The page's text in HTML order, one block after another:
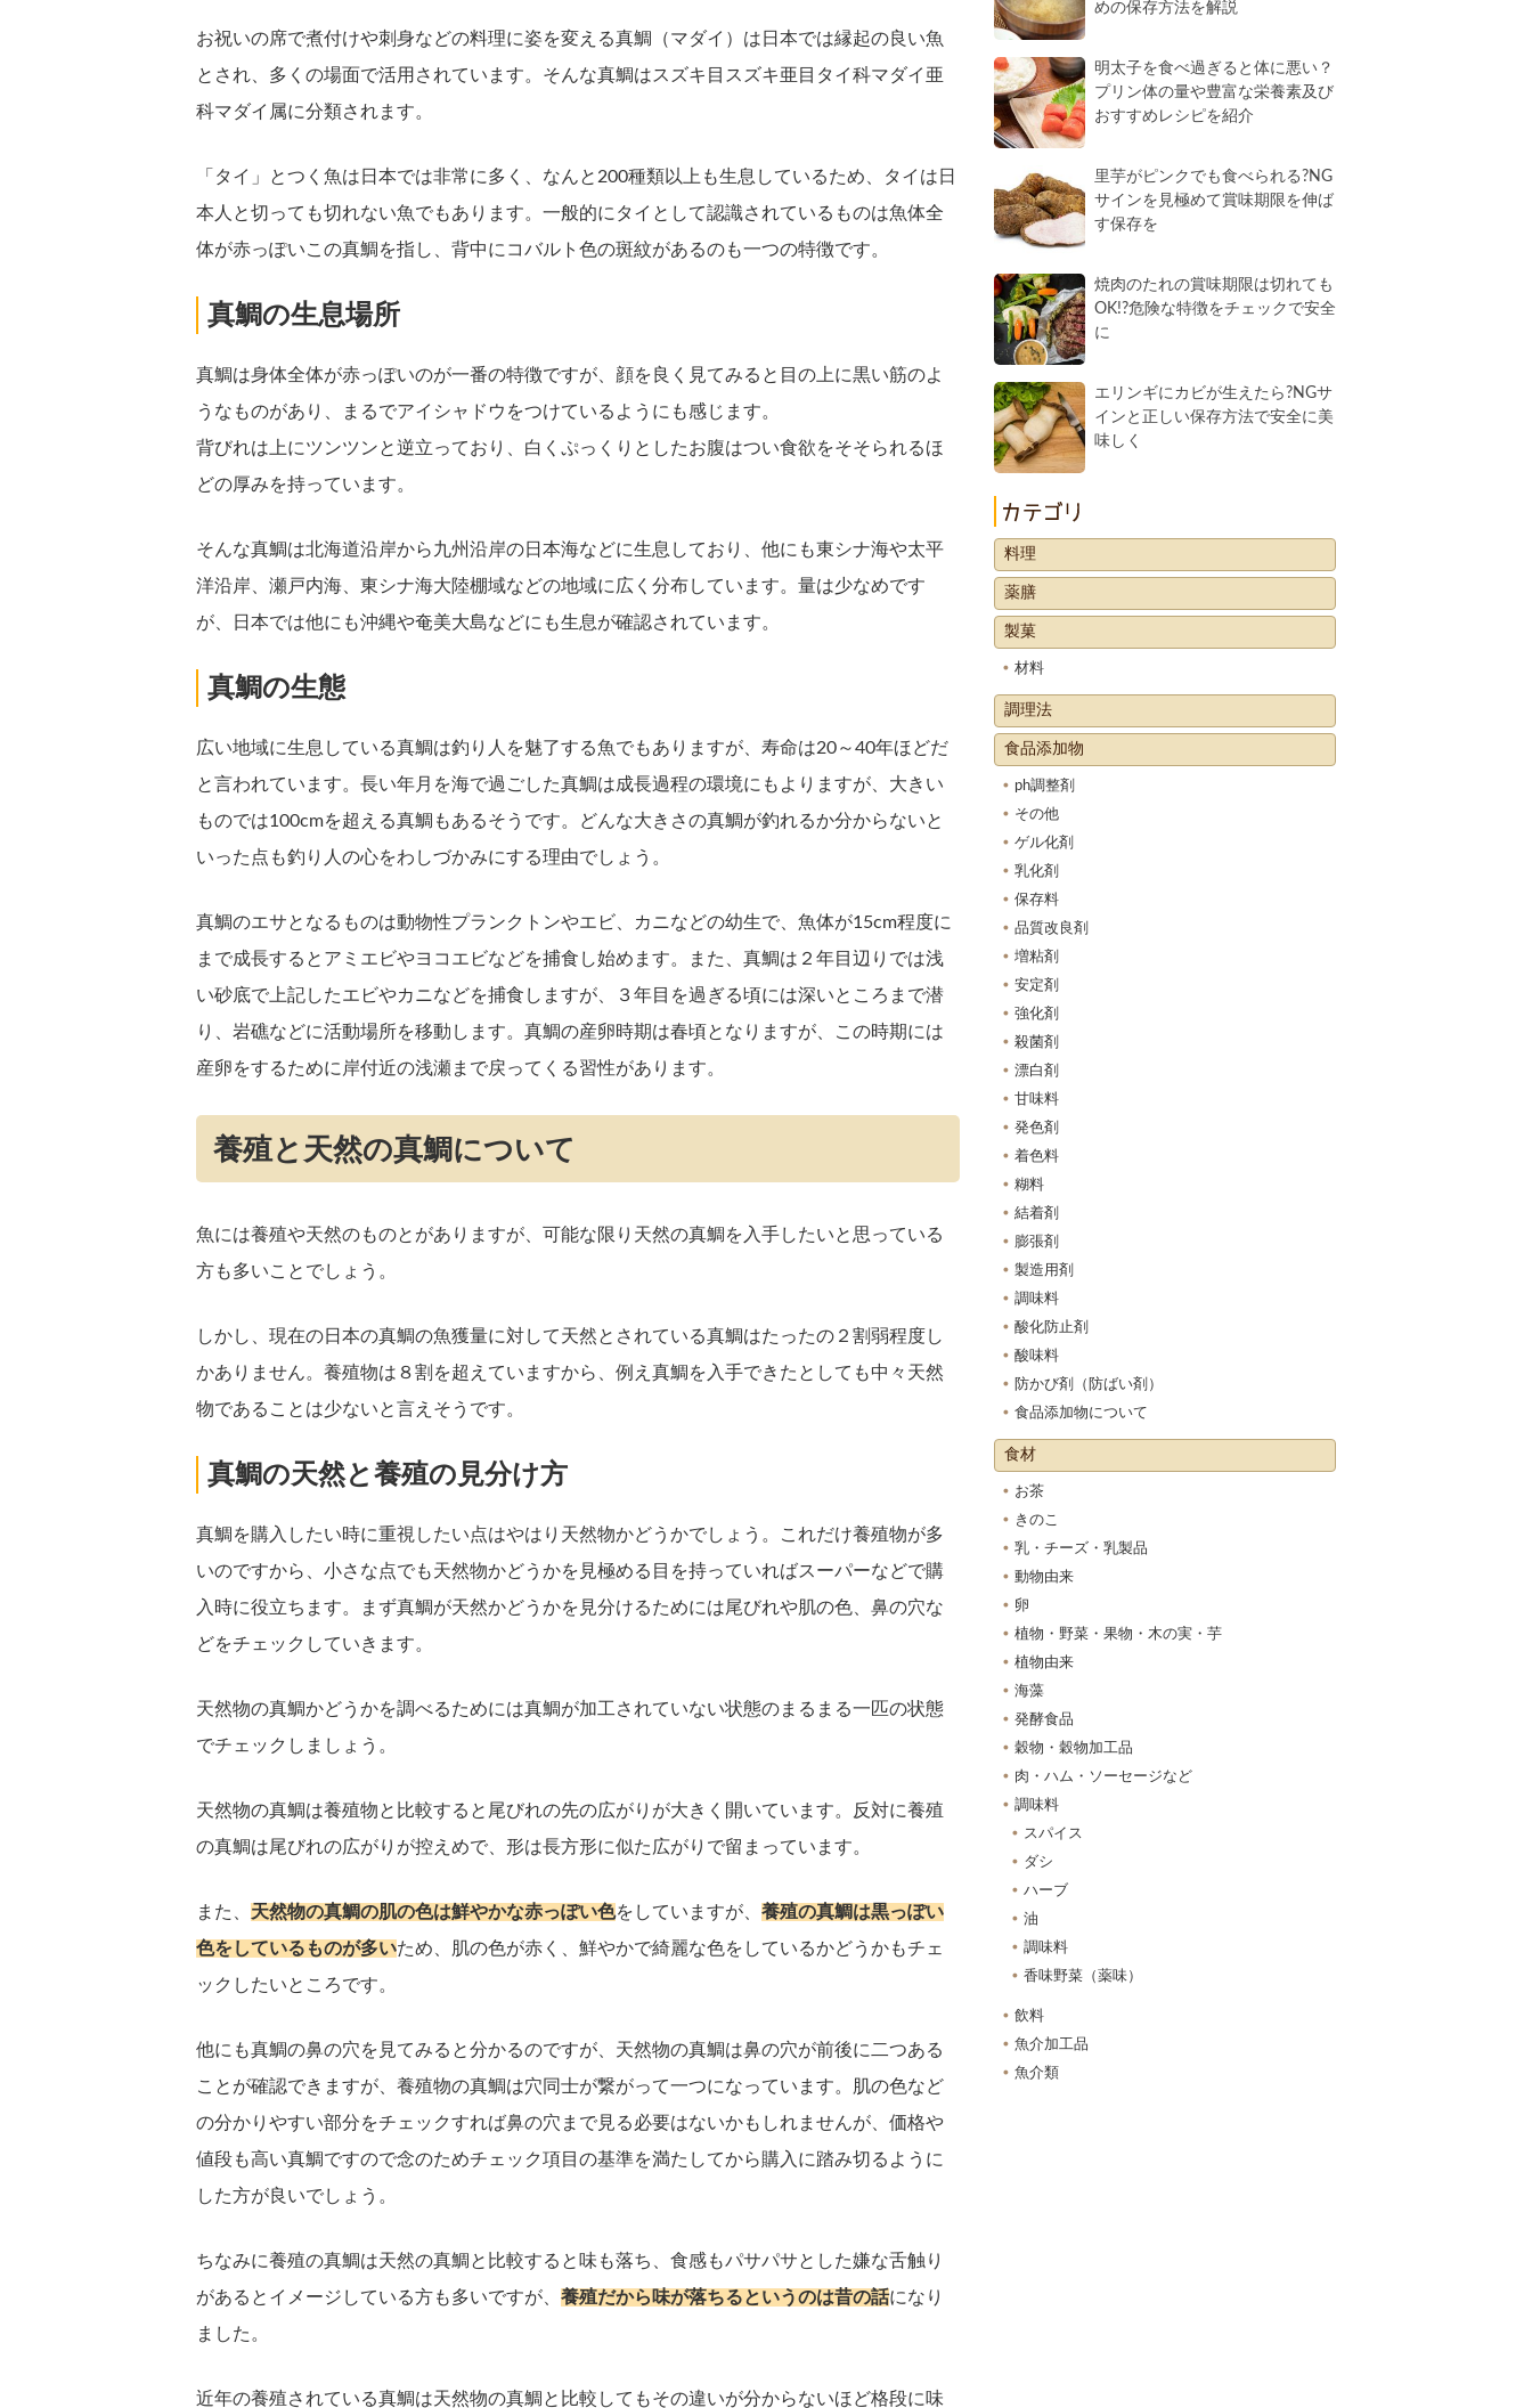
お祝いの席で煮付けや刺身などの料理に姿を変える真鯛（マダイ）は日本では縁起の良い魚
とされ、多くの場面で活用されています。そんな真鯛はスズキ目スズキ亜目タイ科マダイ亜
科マダイ属に分類されます。
「タイ」とつく魚は日本では非常に多く、なんと200種類以上も生息しているため、タイは日
本人と切っても切れない魚でもあります。一般的にタイとして認識されているものは魚体全
体が赤っぽいこの真鯛を指し、背中にコバルト色の斑紋があるのも一つの特徴です。
真鯛の生息場所
真鯛は身体全体が赤っぽいのが一番の特徴ですが、顔を良く見てみると目の上に黒い筋のよ
うなものがあり、まるでアイシャドウをつけているようにも感じます。
背びれは上にツンツンと逆立っており、白くぷっくりとしたお腹はつい食欲をそそられるほ
どの厚みを持っています。
そんな真鯛は北海道沿岸から九州沿岸の日本海などに生息しており、他にも東シナ海や太平
洋沿岸、瀬戸内海、東シナ海大陸棚域などの地域に広く分布しています。量は少なめです
が、日本では他にも沖縄や奄美大島などにも生息が確認されています。
真鯛の生態
広い地域に生息している真鯛は釣り人を魅了する魚でもありますが、寿命は20～40年ほどだ
と言われています。長い年月を海で過ごした真鯛は成長過程の環境にもよりますが、大きい
ものでは100cmを超える真鯛もあるそうです。どんな大きさの真鯛が釣れるか分からないと
いった点も釣り人の心をわしづかみにする理由でしょう。
真鯛のエサとなるものは動物性プランクトンやエビ、カニなどの幼生で、魚体が15cm程度に
まで成長するとアミエビやヨコエビなどを捕食し始めます。また、真鯛は２年目辺りでは浅
い砂底で上記したエビやカニなどを捕食しますが、３年目を過ぎる頃には深いところまで潜
り、岩礁などに活動場所を移動します。真鯛の産卵時期は春頃となりますが、この時期には
産卵をするために岸付近の浅瀬まで戻ってくる習性があります。
養殖と天然の真鯛について
魚には養殖や天然のものとがありますが、可能な限り天然の真鯛を入手したいと思っている
方も多いことでしょう。
しかし、現在の日本の真鯛の魚獲量に対して天然とされている真鯛はたったの２割弱程度し
かありません。養殖物は８割を超えていますから、例え真鯛を入手できたとしても中々天然
物であることは少ないと言えそうです。
真鯛の天然と養殖の見分け方
真鯛を購入したい時に重視したい点はやはり天然物かどうかでしょう。これだけ養殖物が多
いのですから、小さな点でも天然物かどうかを見極める目を持っていればスーパーなどで購
入時に役立ちます。まず真鯛が天然かどうかを見分けるためには尾びれや肌の色、鼻の穴な
どをチェックしていきます。
天然物の真鯛かどうかを調べるためには真鯛が加工されていない状態のまるまる一匹の状態
でチェックしましょう。
天然物の真鯛は養殖物と比較すると尾びれの先の広がりが大きく開いています。反対に養殖
の真鯛は尾びれの広がりが控えめで、形は長方形に似た広がりで留まっています。
また、 天然物の真鯛の肌の色は鮮やかな赤っぽい色をしていますが、 養殖の真鯛は黒っぽい
色をしているものが多いため、肌の色が赤く、鮮やかで綺麗な色をしているかどうかもチェ
ックしたいところです。
他にも真鯛の鼻の穴を見てみると分かるのですが、天然物の真鯛は鼻の穴が前後に二つある
ことが確認できますが、養殖物の真鯛は穴同士が繋がって一つになっています。肌の色など
の分かりやすい部分をチェックすれば鼻の穴まで見る必要はないかもしれませんが、価格や
値段も高い真鯛ですので念のためチェック項目の基準を満たしてから購入に踏み切るように
した方が良いでしょう。
ちなみに養殖の真鯛は天然の真鯛と比較すると味も落ち、食感もパサパサとした嫌な舌触り
があるとイメージしている方も多いですが、 養殖だから味が落ちるというのは昔の話になり
ました。
近年の養殖されている真鯛は天然物の真鯛と比較してもその違いが分からないほど格段に味
めの保存方法を解説
明太子を食べ過ぎると体に悪い？
プリン体の量や豊富な栄養素及び
おすすめレシピを紹介
里芋がピンクでも食べられる?NG
サインを見極めて賞味期限を伸ば
す保存を
焼肉のたれの賞味期限は切れても
OK!?危険な特徴をチェックで安全
に
エリンギにカビが生えたら?NGサ
インと正しい保存方法で安全に美
味しく
料理
薬膳
製菓
材料
調理法
食品添加物
ph調整剤
その他
ゲル化剤
乳化剤
保存料
品質改良剤
増粘剤
安定剤
強化剤
殺菌剤
漂白剤
甘味料
発色剤
着色料
糊料
結着剤
膨張剤
製造用剤
調味料
酸化防止剤
酸味料
防かび剤（防ばい剤）
食品添加物について
食材
お茶
きのこ
乳・チーズ・乳製品
動物由来
卵
植物・野菜・果物・木の実・芋
植物由来
海藻
発酵食品
穀物・穀物加工品
肉・ハム・ソーセージなど
調味料
スパイス
ダシ
ハーブ
油
調味料
香味野菜（薬味）
飲料
魚介加工品
魚介類